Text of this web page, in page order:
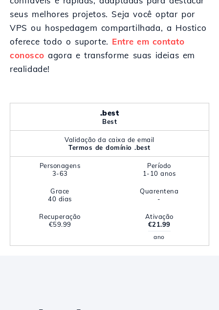
seus melhores projetos. Seja você optar por
VPS ou hospedagem compartilhada, a Hostico
oferece todo o suporte. Entre em contato
conosco agora e transforme suas ideias em
realidade!
.best
Best
Validação da caixa de email
Termos de domínio .best
Personagens
3-63
Período
1-10 anos
Grace
40 dias
Quarentena
-
Recuperação
€59.99
Ativação
€21.99
ano